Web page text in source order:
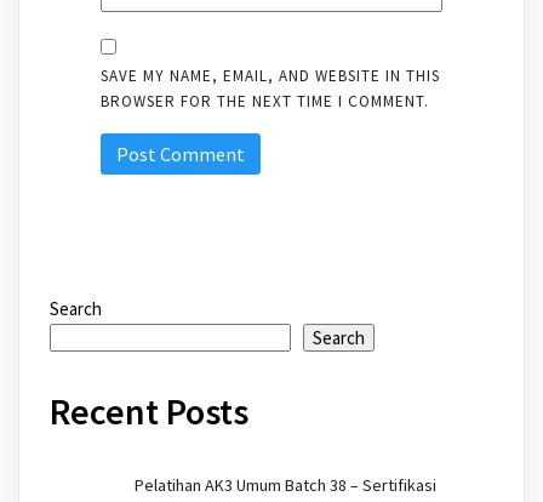
SAVE MY NAME, EMAIL, AND WEBSITE IN THIS
BROWSER FOR THE NEXT TIME I COMMENT.
Search
Search
Recent Posts
Pelatihan AK3 Umum Batch 38 – Sertifikasi